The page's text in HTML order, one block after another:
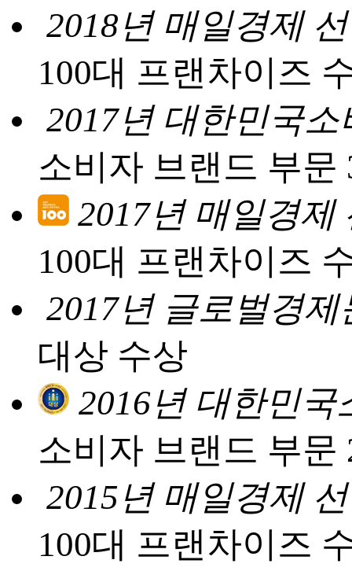
2018년 매일경제
100대 프랜차이즈
2017년 대한민국
소비자 브랜드 부문
2017년 매일경제
100대 프랜차이즈
2017년 글로벌경
대상 수상
2016년 대한민국
소비자 브랜드 부문
2015년 매일경제
100대 프랜차이즈